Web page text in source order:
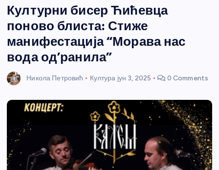
и портал
Културни бисер Ћићевца
поново блиста: Стиже
манифестација “Морава нас
вода од’ранила”
Никола Петровић Култура јун 3, 2025 0 Comments